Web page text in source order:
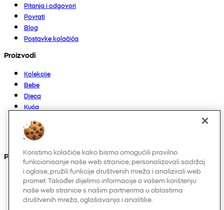
Pitanja i odgovori
Povrati
Blog
Postavke kolačića
Proizvodi
Kolekcije
Bebe
Djeca
Kuća
Muškarci
Ostalo
Pronađite nas na
Koristimo kolačiće kako bismo omogućili pravilno
funkcionisanje naše web stranice, personalizovali sadržaj
i oglase, pružili funkcije društvenih mreža i analizirali web
promet. Također dijelimo informacije o vašem korištenju
naše web stranice s našim partnerima u oblastima
društvenih mreža, oglašavanja i analitike.